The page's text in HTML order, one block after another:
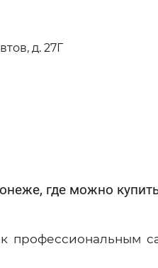
д. 27Г
где можно
профессиональным